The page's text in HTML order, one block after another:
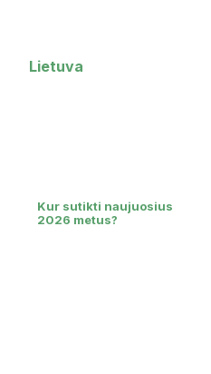
Lietuva
Kur sutikti naujuosius
2026 metus?